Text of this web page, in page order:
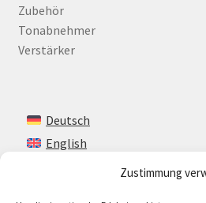
Zustimmung
Zubehör
Tonabnehmer
Verstärker
Deutsch
English